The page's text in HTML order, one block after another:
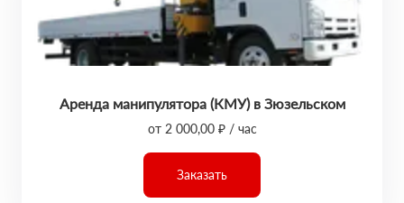
Аренда манипулятора (КМУ) в Зюзельском
от 2 000,00 ₽ / час
Заказать